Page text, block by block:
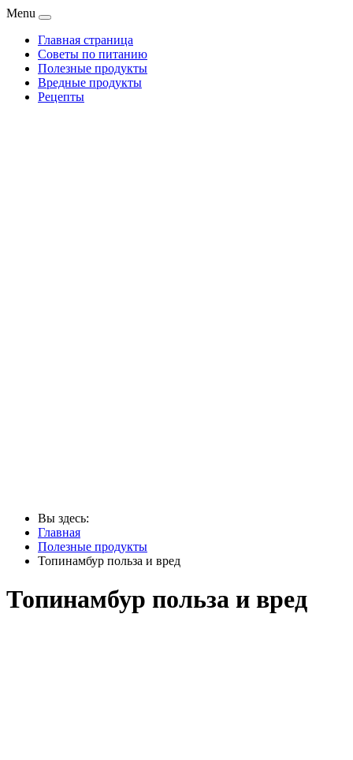
Menu
Главная страница
Советы по питанию
Полезные продукты
Вредные продукты
Рецепты
Вы здесь:
Главная
Полезные продукты
Топинамбур польза и вред
Топинамбур польза и вред